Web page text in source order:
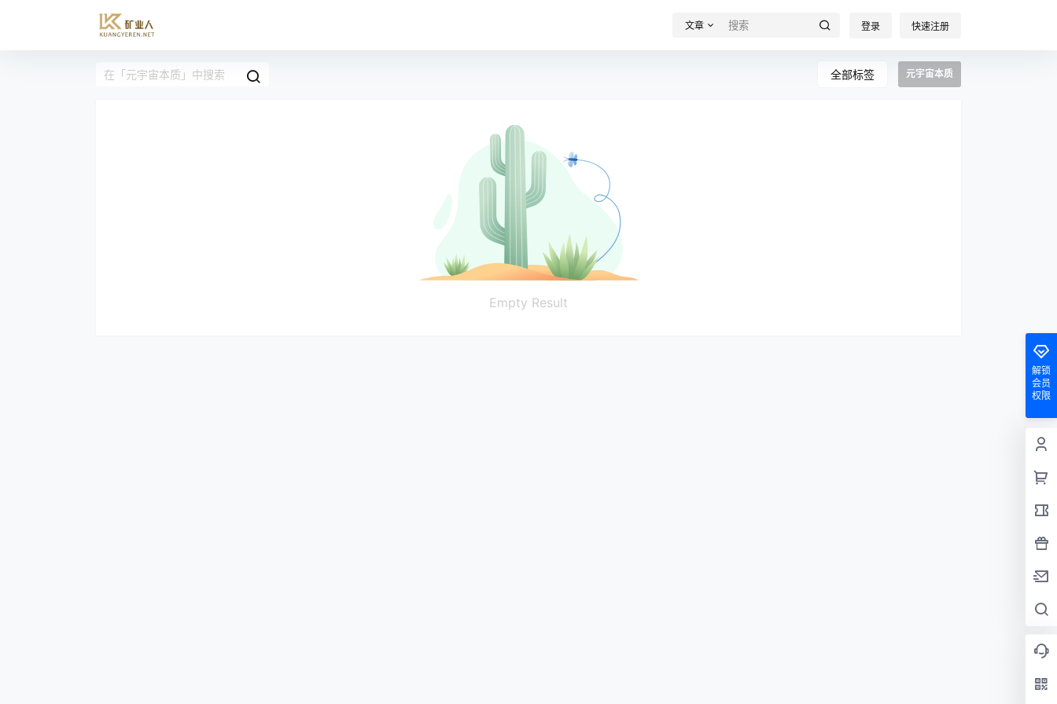
文章 登录 快速注册
全部标签 元宇宙本质
Empty Result
解锁
会员
权限